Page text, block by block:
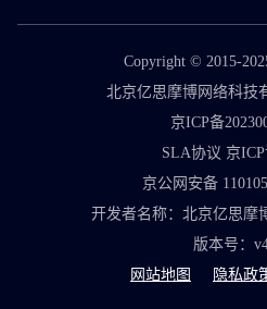
Copyright © 2015-
北京亿思摩博网络科技
京ICP备
SLA协议 京ICP
京公网安备
开发者名称：北京亿思摩
版本号：
网站地图
隐私政